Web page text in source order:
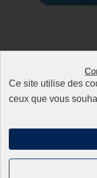
Ce site utilise des
ceux que vous